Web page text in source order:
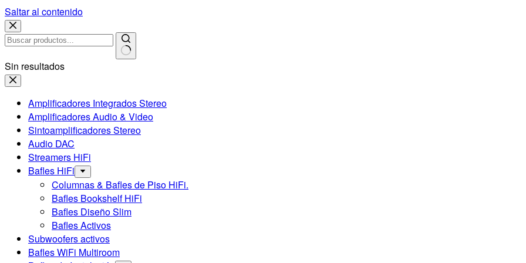
Saltar al contenido
Sin resultados
Amplificadores Integrados Stereo
Amplificadores Audio & Video
Sintoamplificadores Stereo
Audio DAC
Streamers HiFi
Bafles HiFi
Columnas & Bafles de Piso HiFi.
Bafles Bookshelf HiFi
Bafles Diseño Slim
Bafles Activos
Subwoofers activos
Bafles WiFi Multiroom